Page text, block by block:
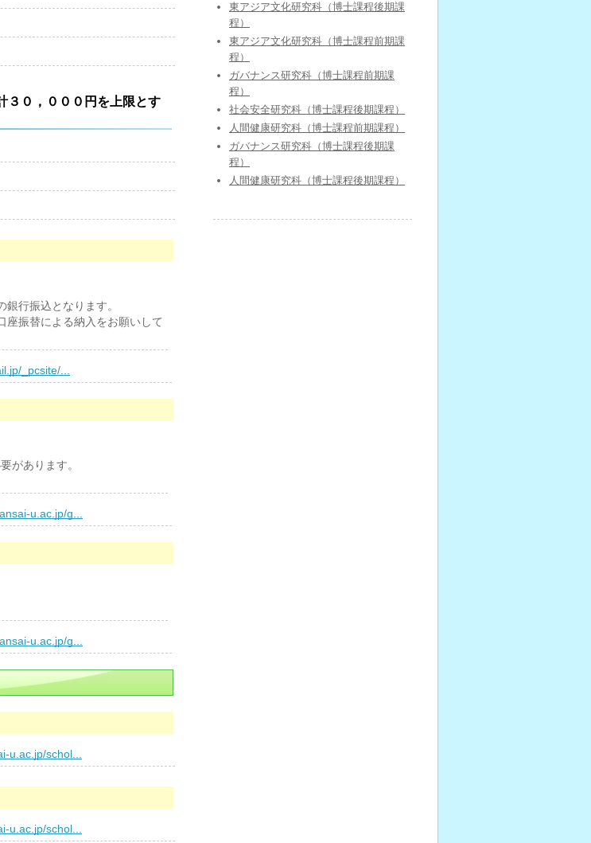
３０，０００円を上限とす
行振込となります。
座振替による納入をお願いして
_pcsite/...
があります。
u.ac.jp/g...
u.ac.jp/g...
u.ac.jp/schol...
u.ac.jp/schol...
東アジア文化研究科（博士課程後期課
程）
東アジア文化研究科（博士課程前期課
程）
ガバナンス研究科（博士課程前期課
程）
社会安全研究科（博士課程後期課程）
人間健康研究科（博士課程前期課程）
ガバナンス研究科（博士課程後期課
程）
人間健康研究科（博士課程後期課程）